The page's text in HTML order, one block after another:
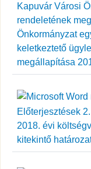
Kapuvár Városi
rendeletének
Önkormányzat
keletkeztető
megállapítása
Előterjesztések
2018. évi
kitekintő